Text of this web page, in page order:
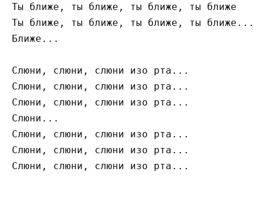
Ты ближе, ты ближе, ты ближе, ты ближе
Ты ближе, ты ближе, ты ближе, ты ближе...
Ближе...
Слюни, слюни, слюни изо рта...
Слюни, слюни, слюни изо рта...
Слюни, слюни, слюни изо рта...
Слюни...
Слюни, слюни, слюни изо рта...
Слюни, слюни, слюни изо рта...
Слюни, слюни, слюни изо рта...